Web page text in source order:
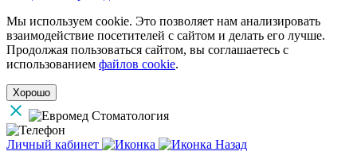
Мы используем cookie. Это позволяет нам анализировать
взаимодействие посетителей с сайтом и делать его лучше.
Продолжая пользоваться сайтом, вы соглашаетесь с
использованием файлов cookie.
Хорошо
Личный кабинет
Назад